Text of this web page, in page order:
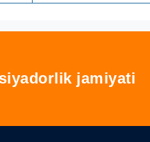
jamiyati